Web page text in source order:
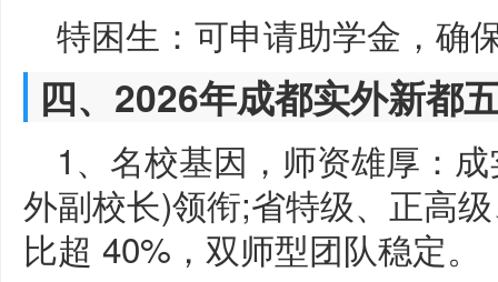
特困生：可申请助学金，确
四、2026年成都实外新都
1、名校基因，师资雄厚：
外副校长)领衔;省特级、正高
比超 40%，双师型团队稳定。